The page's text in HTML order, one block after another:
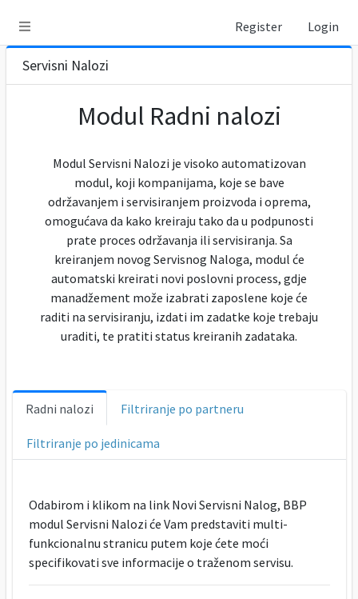
Register Login
Servisni Nalozi
Modul Radni nalozi
Modul Servisni Nalozi je visoko automatizovan
modul, koji kompanijama, koje se bave
održavanjem i servisiranjem proizvoda i oprema,
omogućava da kako kreiraju tako da u podpunosti
prate proces održavanja ili servisiranja. Sa
kreiranjem novog Servisnog Naloga, modul će
automatski kreirati novi poslovni process, gdje
manadžement može izabrati zaposlene koje će
raditi na servisiranju, izdati im zadatke koje trebaju
uraditi, te pratiti status kreiranih zadataka.
Radni nalozi Filtriranje po partneru
Filtriranje po jedinicama
Odabirom i klikom na link Novi Servisni Nalog, BBP
modul Servisni Nalozi će Vam predstaviti multi-
funkcionalnu stranicu putem koje ćete moći
specifikovati sve informacije o traženom servisu.